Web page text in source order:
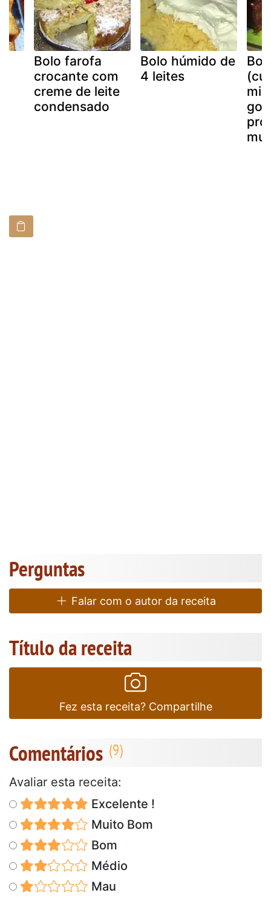
Bolo farofa
crocante com
creme de leite
condensado
Bolo húmido de
4 leites
Perguntas
Falar com o autor da receita
Título da receita
Fez esta receita? Compartilhe
Comentários
Avaliar esta receita:
Excelente !
Muito Bom
Bom
Médio
Mau